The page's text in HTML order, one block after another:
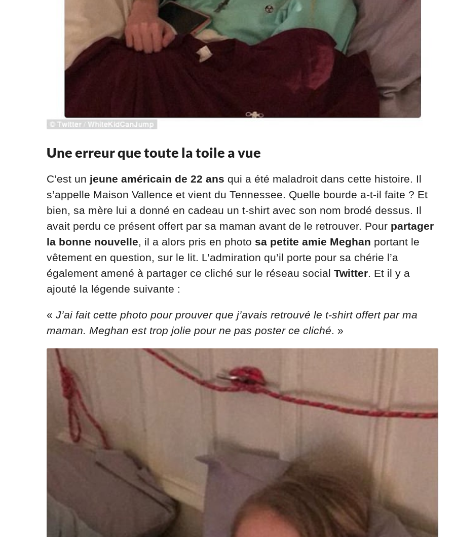
Une erreur que toute la toile a vue
C’est un jeune américain de 22 ans qui a été maladroit dans cette histoire. Il
s’appelle Maison Vallence et vient du Tennessee. Quelle bourde a-t-il faite ? Et
bien, sa mère lui a donné en cadeau un t-shirt avec son nom brodé dessus. Il
avait perdu ce présent offert par sa maman avant de le retrouver. Pour partager
la bonne nouvelle, il a alors pris en photo sa petite amie Meghan portant le
vêtement en question, sur le lit. L’admiration qu’il porte pour sa chérie l’a
également amené à partager ce cliché sur le réseau social Twitter. Et il y a
ajouté la légende suivante :
« J’ai fait cette photo pour prouver que j’avais retrouvé le t-shirt offert par ma
maman. Meghan est trop jolie pour ne pas poster ce cliché. »